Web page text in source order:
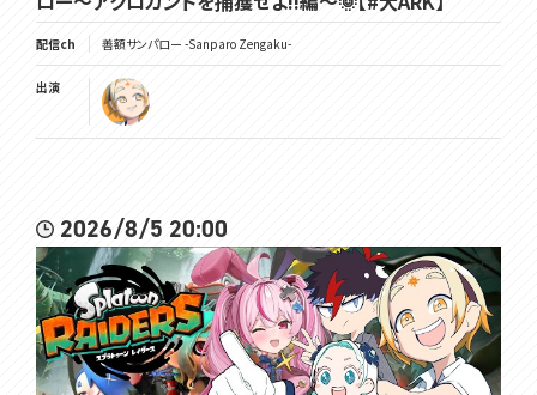
配信ch 善額サンパロー -Sanparo Zengaku-
出演
2026/8/5 20:00